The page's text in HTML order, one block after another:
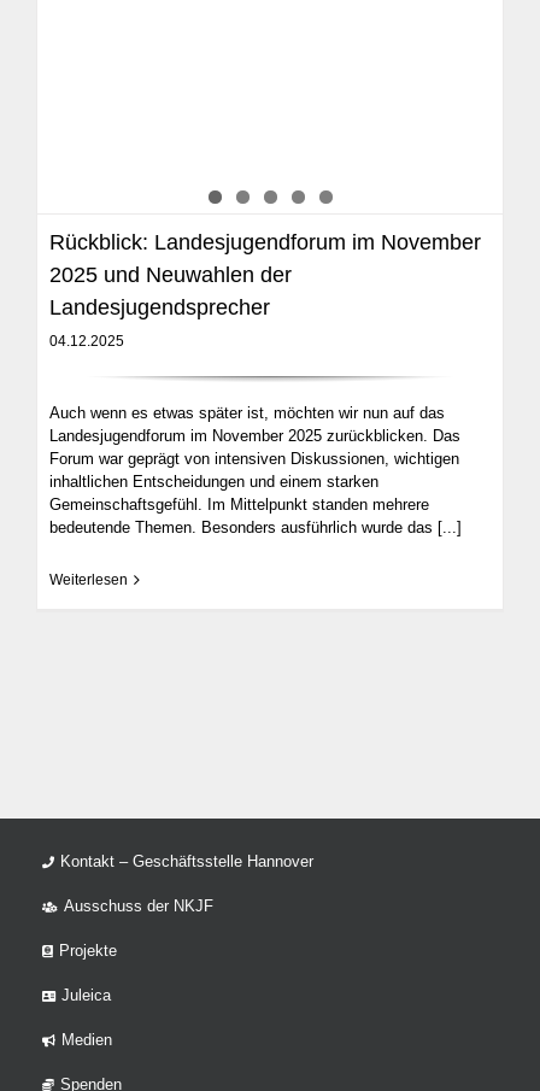
Rückblick: Landesjugendforum im November
2025 und Neuwahlen der
Landesjugendsprecher
04.12.2025
Auch wenn es etwas später ist, möchten wir nun auf das
Landesjugendforum im November 2025 zurückblicken. Das
Forum war geprägt von intensiven Diskussionen, wichtigen
inhaltlichen Entscheidungen und einem starken
Gemeinschaftsgefühl. Im Mittelpunkt standen mehrere
bedeutende Themen. Besonders ausführlich wurde das [...]
Weiterlesen
Kontakt – Geschäftsstelle Hannover
Ausschuss der NKJF
Projekte
Juleica
Medien
Spenden